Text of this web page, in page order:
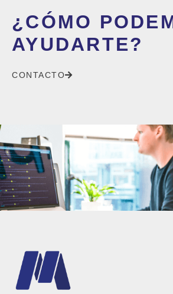
¿CÓMO
AYUDARTE?
CONTACTO